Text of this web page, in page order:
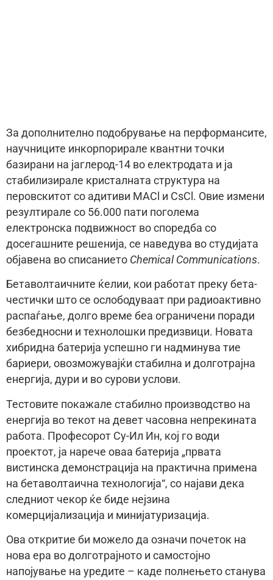
За дополнително подобрување на перформансите,
научниците инкорпорирале квантни точки
базирани на јаглерод-14 во електродата и ја
стабилизирале кристалната структура на
перовскитот со адитиви MACl и CsCl. Овие измени
резултирале со 56.000 пати поголема
електронска подвижност во споредба со
досегашните решенија, се наведува во студијата
објавена во списанието Chemical Communications.
Бетаволтаичните ќелии, кои работат преку бета-
честички што се ослободуваат при радиоактивно
распаѓање, долго време беа ограничени поради
безбедносни и технолошки предизвици. Новата
хибридна батерија успешно ги надминува тие
бариери, овозможувајќи стабилна и долготрајна
енергија, дури и во сурови услови.
Тестовите покажале стабилно производство на
енергија во текот на девет часовна непрекината
работа. Професорот Су-Ил Ин, кој го води
проектот, ја нарече оваа батерија „првата
вистинска демонстрација на практична примена
на бетаволтаична технологија“, со најави дека
следниот чекор ќе биде нејзина
комерцијализација и минијатуризација.
Ова откритие би можело да означи почеток на
нова ера во долготрајното и самостојно
напојување на уредите – каде полнењето станува